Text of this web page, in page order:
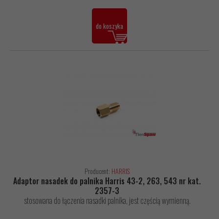
do koszyka
Producent: HARRIS
Adaptor nasadek do palnika Harris 43-2, 263, 543 nr kat.
2357-3
stosowana do łączenia nasadki palnika, jest częścią wymienną.